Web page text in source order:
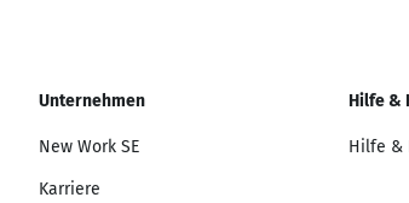
Unternehmen
New Work SE
Karriere
Hilfe &
Hilfe &